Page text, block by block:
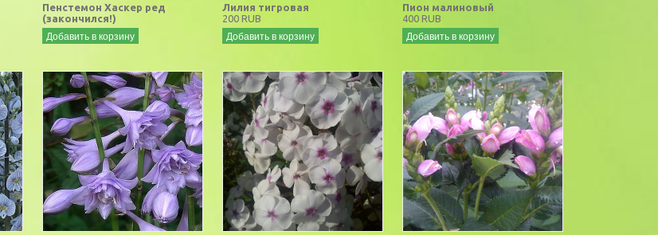
Пенстемон Хаскер ред
(закончился!)
Добавить в корзину
Лилия тигровая
200 RUB
Добавить в корзину
Пион малиновый
400 RUB
Добавить в корзину